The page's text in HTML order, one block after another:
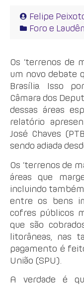
Felipe
Foro e
Os ‘terrenos de
um novo debate
Brasília. Isso
Câmara dos
dessas áreas
relatório
José Chaves
sendo adiada
Os ‘terrenos de
áreas que
incluindo
entre os bens
cofres públicos
que são
litorâneas, nas
pagamento é
União (SPU).
A verdade é